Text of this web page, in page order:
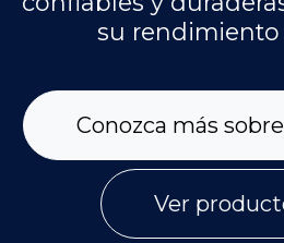
su rendimiento
Conozca más
Ver